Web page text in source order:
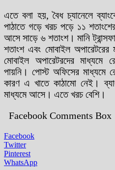
এতে বলা হয়, বৈধ চ্যানেলে
পাঠাতে গড়ে খরচ পড়ে ১১
আসে সাড়ে ৬ শতাংশ। মানি
শতাংশ এবং মোবাইল
মোবাইল অপারেটরদের মাধ্যমে
পায়নি। পোস্ট অফিসের মাধ্যমে
কারণ এ খাতে কাঠামো নেই।
মাধ্যমে আসে। এতে খরচ বেশি।
Facebook Comments Box
Facebook
Twitter
Pinterest
WhatsApp